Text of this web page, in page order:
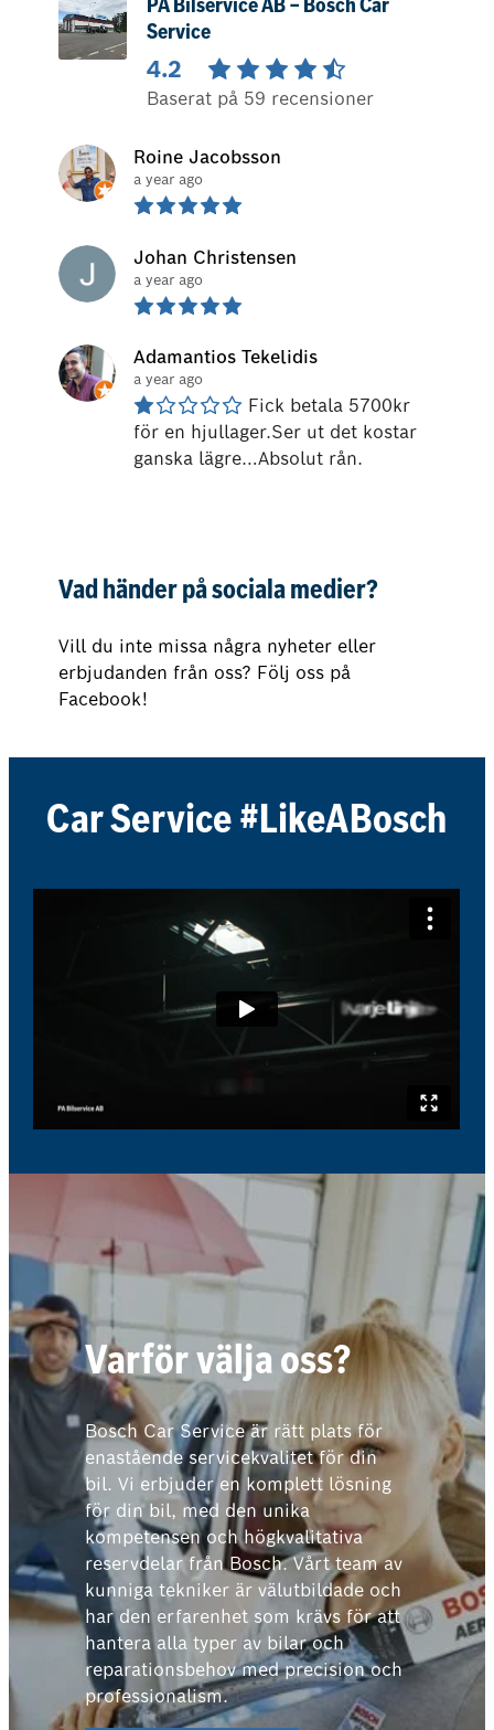
PA Bilservice AB – Bosch Car
Service
4.2
Baserat på 59 recensioner
Roine Jacobsson
a year ago
Johan Christensen
a year ago
Adamantios Tekelidis
a year ago
Fick betala 5700kr
för en hjullager.Ser ut det kostar
ganska lägre…Absolut rån.
Vad händer på sociala medier?
Vill du inte missa några nyheter eller
erbjudanden från oss? Följ oss på
Facebook!
Car Service #LikeABosch
Varför välja oss?
Bosch Car Service är rätt plats för
enastående servicekvalitet för din
bil. Vi erbjuder en komplett lösning
för din bil, med den unika
kompetensen och högkvalitativa
reservdelar från Bosch. Vårt team av
kunniga tekniker är välutbildade och
har den erfarenhet som krävs för att
hantera alla typer av bilar och
reparationsbehov med precision och
professionalism.